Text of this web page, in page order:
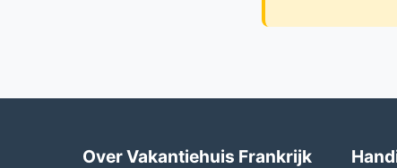
Over Vakantiehuis Frankrijk